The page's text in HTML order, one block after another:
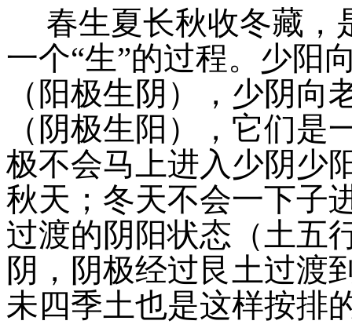
春生夏长秋收冬藏，
一个“生”的过程。少阳
（阳极生阴），少阴
（阴极生阳），它们
极不会马上进入少阴少
秋天；冬天不会一下子
过渡的阴阳状态（土五
阴，阴极经过艮土过渡
未四季土也是这样按排